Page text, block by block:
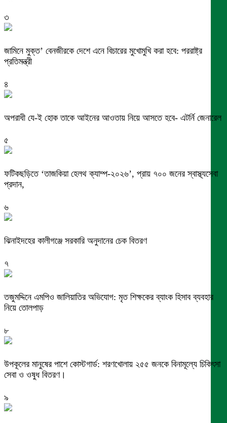
৩
জামিনে মুক্ত’ বেনজীরকে দেশে এনে বিচারের মুখোমুখি করা হবে: পররাষ্ট্র
প্রতিমন্ত্রী
৪
অপরাধী যে-ই হোক তাকে আইনের আওতায় নিয়ে আসতে হবে- এটর্নি জেনারেল
৫
ফটিকছড়িতে ‘তাজকিয়া হেলথ ক্যাম্প-২০২৬’, প্রায় ৭০০ জনের স্বাস্থ্যসেবা
প্রদান,
৬
ঝিনাইদহের কালীগঞ্জে সরকারি অনুদানের চেক বিতরণ
৭
তজুমদ্দিনে এমপিও জালিয়াতির অভিযোগ: মৃত শিক্ষকের ব্যাংক হিসাব ব্যবহার
নিয়ে তোলপাড়
৮
উপকূলের মানুষের পাশে কোস্টগার্ড: শরণখোলায় ২৫৫ জনকে বিনামূল্যে চিকিৎসা
সেবা ও ওষুধ বিতরণ।
৯